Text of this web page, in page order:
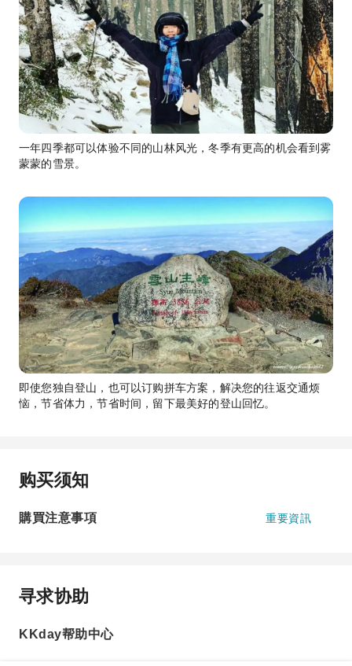
一年四季都可以体验不同的山林风光，冬季有更高的机会看到雾
蒙蒙的雪景。
即使您独自登山，也可以订购拼车方案，解决您的往返交通烦
恼，节省体力，节省时间，留下最美好的登山回忆。
购买须知
購買注意事項 重要資訊
寻求协助
KKday帮助中心